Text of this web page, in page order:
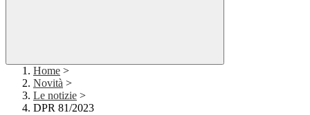
Home >
Novità >
Le notizie >
DPR 81/2023